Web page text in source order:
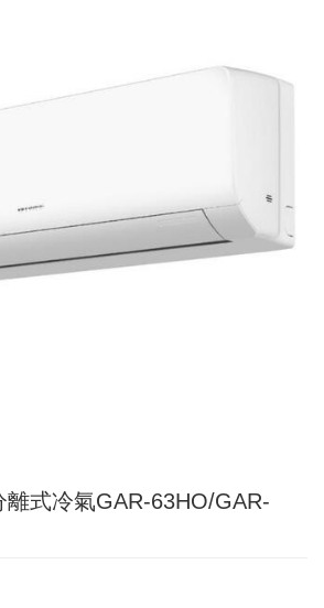
式冷氣GAR-63HO/GAR-